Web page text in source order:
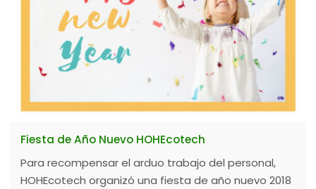
Fiesta de Año Nuevo HOHEcotech
Para recompensar el arduo trabajo del personal,
HOHEcotech organizó una fiesta de año nuevo 2018